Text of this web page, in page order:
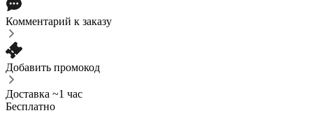
Комментарий к заказу
Добавить промокод
Доставка ~1 час
Бесплатно